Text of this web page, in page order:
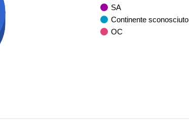
SA
Continente sconosciuto
OC